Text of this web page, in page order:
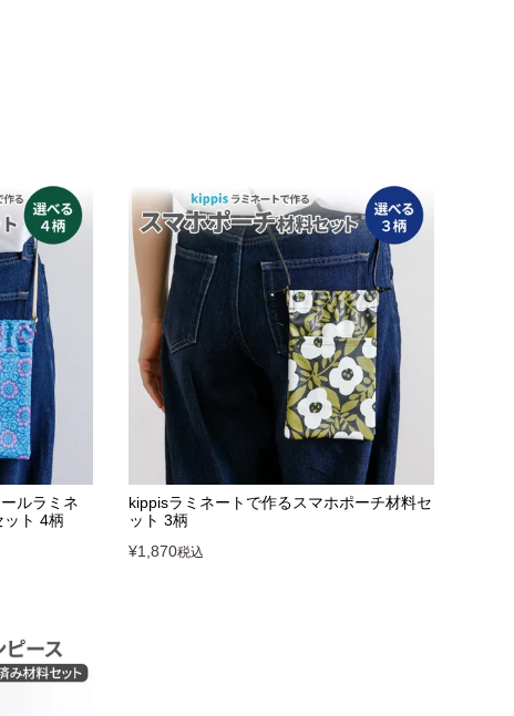
ルラミネ
ット 4柄
kippisラミネートで作るスマホポーチ材料セ
ット 3柄
¥1,870税込